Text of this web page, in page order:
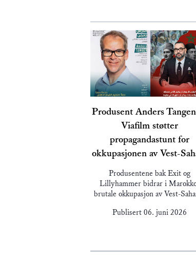
Produsent Anders
Viafilm støtter
propagandastunt for
okkupasjonen av Vest-
Produsentene bak Exit og
Lillyhammer bidrar i
brutale okkupasjon av Vest-
Publisert 06. juni 2026